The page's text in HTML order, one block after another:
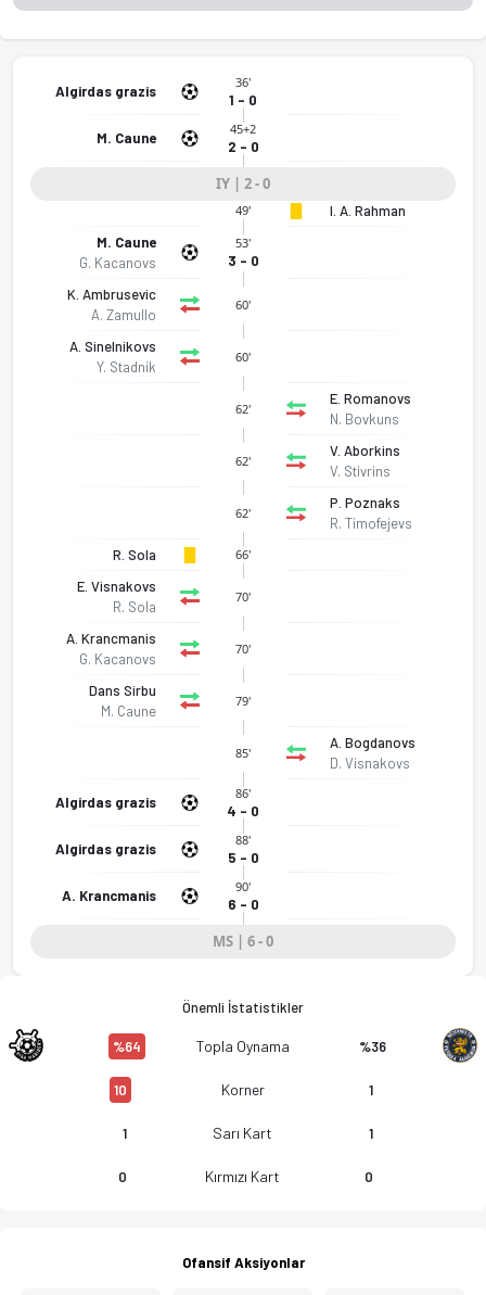
FK Beitar / Riga Mariners - Rezeknes Fa/Bjss 6-0 bitti. Gol
Algirdas grazis
36'
1 - 0
M. Caune
45+2
2 - 0
IY | 2 - 0
49'
I. A. Rahman
M. Caune
G. Kacanovs
53'
3 - 0
K. Ambrusevic
A. Zamullo
60'
A. Sinelnikovs
Y. Stadnik
60'
62'
E. Romanovs
N. Bovkuns
62'
V. Aborkins
V. Stivrins
62'
P. Poznaks
R. Timofejevs
R. Sola
66'
E. Visnakovs
R. Sola
70'
A. Krancmanis
G. Kacanovs
70'
Dans Sirbu
M. Caune
79'
85'
A. Bogdanovs
D. Visnakovs
Algirdas grazis
86'
4 - 0
Algirdas grazis
88'
5 - 0
A. Krancmanis
90'
6 - 0
MS | 6 - 0
Önemli İstatistikler
%64 Topla Oynama %36
10 Korner 1
1 Sarı Kart 1
0 Kırmızı Kart 0
Ofansif Aksiyonlar